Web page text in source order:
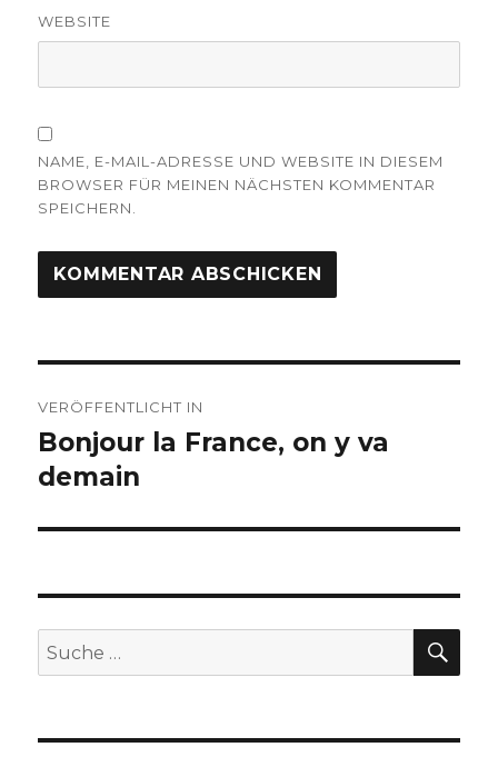
WEBSITE
NAME, E-MAIL-ADRESSE UND WEBSITE IN DIESEM
BROWSER FÜR MEINEN NÄCHSTEN KOMMENTAR
SPEICHERN.
VERÖFFENTLICHT IN
Bonjour la France, on y va
demain
Suche
nach: